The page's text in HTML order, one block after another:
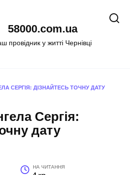
58000.com.ua
провідник у житті Чернівці
СЕРГІЯ: ДІЗНАЙТЕСЬ ТОЧНУ ДАТУ
Сергія:
дату
НА ЧИТАННЯ